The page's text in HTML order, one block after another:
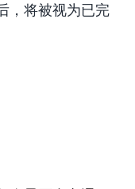
，将被视为已完